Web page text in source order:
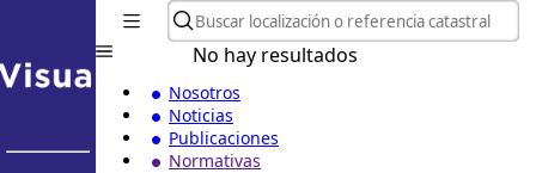
No hay resultados
Nosotros
Noticias
Publicaciones
Normativas